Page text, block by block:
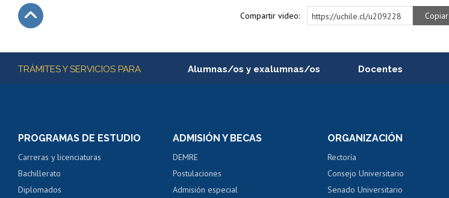
Compartir video: https://uchile.cl/u209228 Copiar
Más información
TRÁMITES Y SERVICIOS PARA Alumnas/os y exalumnas/os
Servicio médico y dental
Pago de arancel y crédito alumnos
Docentes
Perfeccionamiento
Evaluación docente
Calificación académica
PROGRAMAS DE ESTUDIO
Carreras y licenciaturas
Bachillerato
Diplomados
ADMISIÓN Y BECAS
DEMRE
Postulaciones
Admisión especial
ORGANIZACIÓN
Rectoría
Consejo Universitario
Senado Universitario